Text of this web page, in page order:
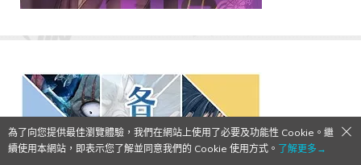
為了向您提供最佳瀏覽體驗，我們在網站上使用了必要及功能性 Cookie。繼
續使用本網站，即表示您了解並同意我們的 Cookie 使用方式。 了解更多→